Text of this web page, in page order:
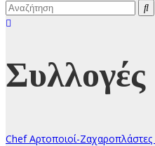
Συλλογές
ChefΑρτοποιοί-Ζαχαροπλάστες